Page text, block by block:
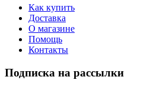
Как купить
Доставка
О магазине
Помощь
Контакты
Подписка на рассылки